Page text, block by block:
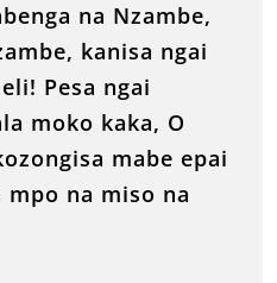
na Nzambe,
kanisa ngai
Pesa ngai
moko kaka, O
mabe epai
na miso na